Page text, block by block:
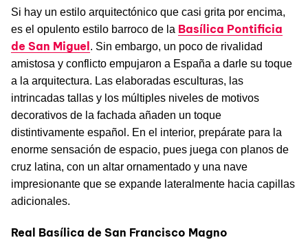
Si hay un estilo arquitectónico que casi grita por encima,
es el opulento estilo barroco de la Basílica Pontificia
de San Miguel. Sin embargo, un poco de rivalidad
amistosa y conflicto empujaron a España a darle su toque
a la arquitectura. Las elaboradas esculturas, las
intrincadas tallas y los múltiples niveles de motivos
decorativos de la fachada añaden un toque
distintivamente español. En el interior, prepárate para la
enorme sensación de espacio, pues juega con planos de
cruz latina, con un altar ornamentado y una nave
impresionante que se expande lateralmente hacia capillas
adicionales.
Real Basílica de San Francisco Magno